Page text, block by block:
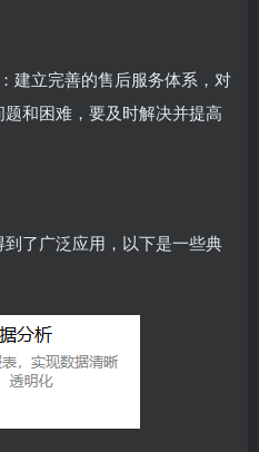
：建立完善的售后服务体系，对
和困难，要及时解决并提高
了广泛应用，以下是一些典